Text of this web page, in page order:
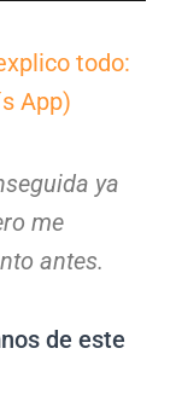
todo:
App)
ya
me
antes.
de este